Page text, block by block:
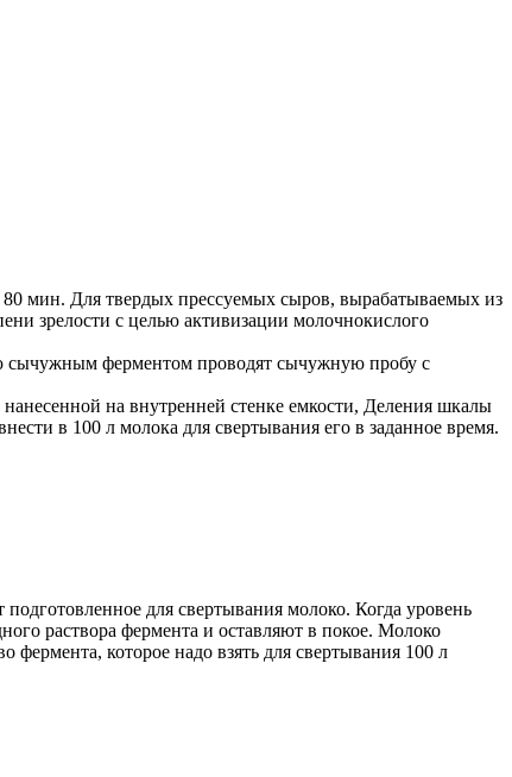
80 мин. Для твердых прессуемых сыров, вырабатываемых из
зрелости с целью активизации молочнокислого
сычужным ферментом проводят сычужную пробу с
на внутренней стенке емкости, Деления шкалы
в 100 л молока для свертывания его в заданное время.
для свертывания молоко. Когда уровень
раствора фермента и оставляют в покое. Молоко
фермента, которое надо взять для свертывания 100 л